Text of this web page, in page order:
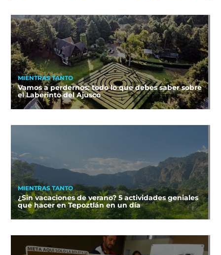
MIENTRAS TANTO
Vamos a perdernos: todo lo que debes saber sobre
el Laberinto del Ajusco
MIENTRAS TANTO
¿Sin vacaciones de verano? 5 actividades geniales
que hacer en Tepoztlán en un día